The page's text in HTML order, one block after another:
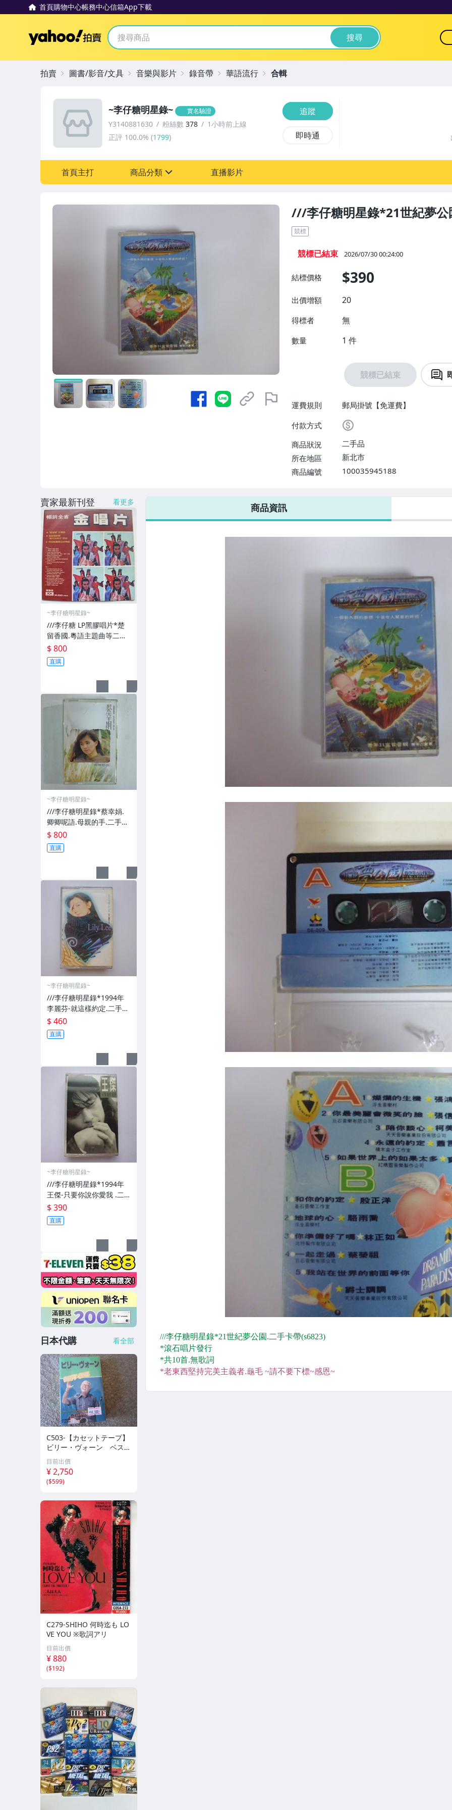
首頁購物中心帳務中心信箱App下載
Yahoo拍賣 搜尋
///李仔糖明星錄*21世紀夢公
競標
競標已結束 2026/07/30 00:24:00
結標價格 $390
出價增額 20
得標者 無
數量 1 件
競標已結束
運費規則
郵局掛號【免運費】
付款方式
商品狀況
二手品
所在地區
新北市
商品編號
100035945188
~李仔糖明星錄~ 實名驗證
Y3140881630 粉絲數 378
1小時前上線
正評 100.0% (1799)
追蹤
即時通
首頁主打 商品分類
玩具、模型與公仔
偶像、球員卡與郵幣
直播影片
拍賣 圖書/影音/文具 音樂與影片 錄音帶 華語流行 合輯
商品資訊
賣家最新刊登 看更多
~李仔糖明星錄~
///李仔糖 LP黑膠唱片*楚
留香國.粵語主題曲等二手
黑膠唱片(s688)
$ 800
直購
~李仔糖明星錄~
///李仔糖明星錄*蔡幸娟.
卿卿呢語.母親的手.二手卡
帶(s708)
$ 800
直購
~李仔糖明星錄~
///李仔糖明星錄*1994年
李麗芬-就這樣約定.二手卡
帶(s682)
$ 460
直購
~李仔糖明星錄~
///李仔糖明星錄*1994年
王傑-只要你說你愛我 .二
手卡帶(k350)
$ 390
直購
日本代購 看全部
C503-【カセットテープ】
ビリー・ヴォーン ベス
ト BEST ONE 全２０曲
目前出價
¥ 2,750
($599)
C279-SHIHO 何時迄も LO
VE YOU ※歌詞アリ
目前出價
¥ 880
($192)